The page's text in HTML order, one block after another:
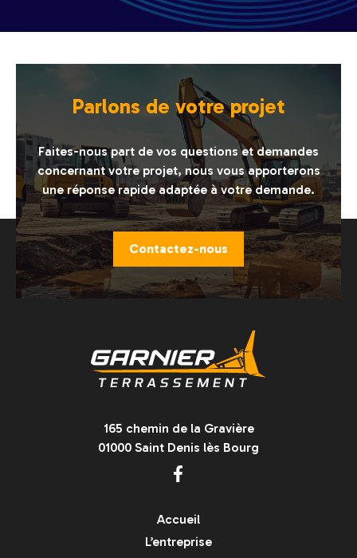
Parlons de votre projet
Faites-nous part de vos questions et demandes
concernant votre projet, nous vous apporterons
une réponse rapide adaptée à votre demande.
Contactez-nous
165 chemin de la Gravière
01000 Saint Denis lès Bourg
Accueil
L’entreprise